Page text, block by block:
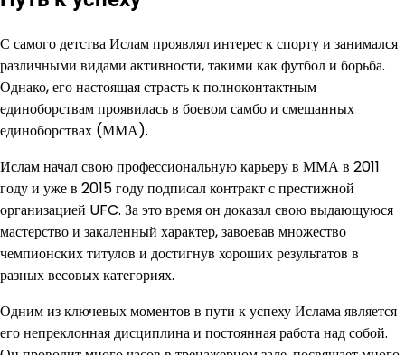
С самого детства Ислам проявлял интерес к спорту и занимался
различными видами активности, такими как футбол и борьба.
Однако, его настоящая страсть к полноконтактным
единоборствам проявилась в боевом самбо и смешанных
единоборствах (ММА).
Ислам начал свою профессиональную карьеру в ММА в 2011
году и уже в 2015 году подписал контракт с престижной
организацией UFC. За это время он доказал свою выдающуюся
мастерство и закаленный характер, завоевав множество
чемпионских титулов и достигнув хороших результатов в
разных весовых категориях.
Одним из ключевых моментов в пути к успеху Ислама является
его непреклонная дисциплина и постоянная работа над собой.